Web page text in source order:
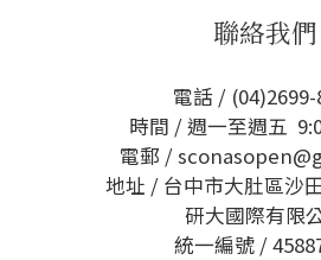
聯絡我們
電話 / (04)2699-
時間 / 週一至週五
電郵 /
地址 / 台中市大肚區沙
研大國際有限
統一編號 /